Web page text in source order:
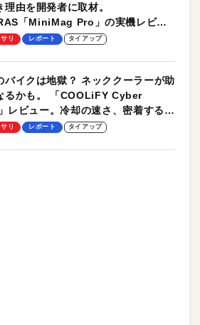
理由を開発者に取材。
「MiniMag Pro」の実機レビュ
リ レポート タイアップ
バイクは地獄？ ネッククーラーが助
るかも。 「COOLiFY Cyber
レビュー。冷却の速さ、密着する冷
ート、シンプルな操作性がグッド！
リ レポート タイアップ